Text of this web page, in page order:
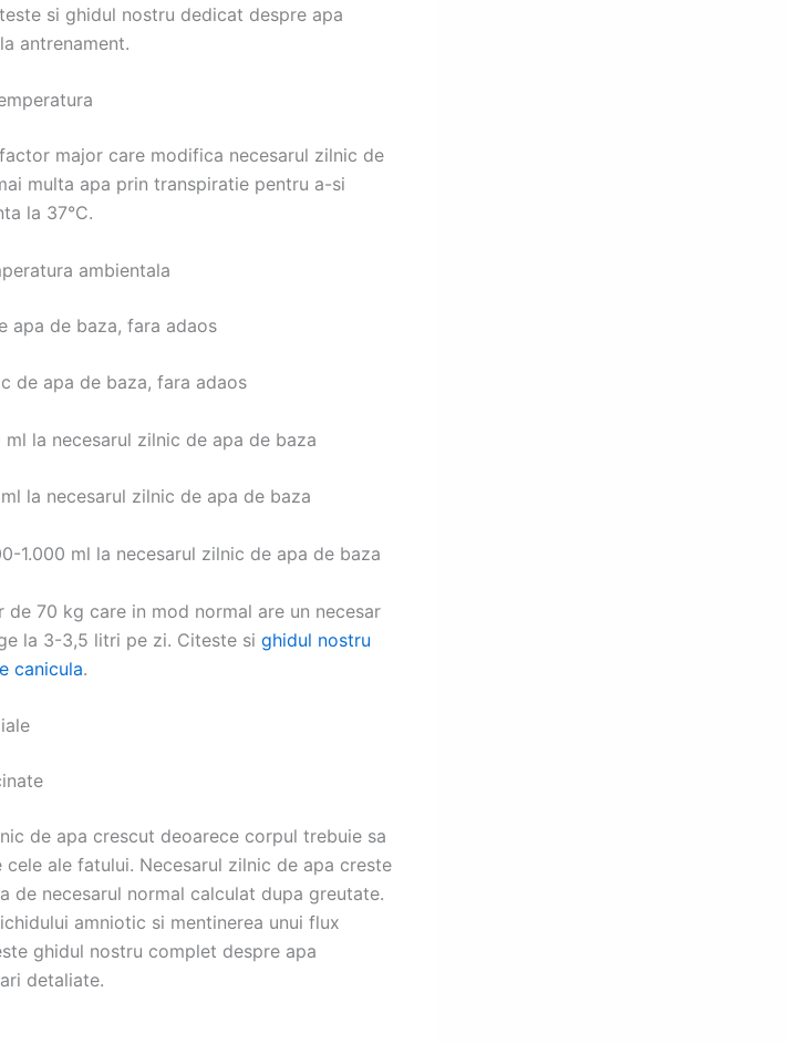
si ghidul nostru dedicat despre apa
antrenament.
major care modifica necesarul zilnic de
multa apa prin transpiratie pentru a-si
la 37°C.
ambientala
apa de baza, fara adaos
de apa de baza, fara adaos
la necesarul zilnic de apa de baza
la necesarul zilnic de apa de baza
1.000 ml la necesarul zilnic de apa de baza
de 70 kg care in mod normal are un necesar
la 3-3,5 litri pe zi. Citeste si ghidul nostru
canicula.
de apa crescut deoarece corpul trebuie sa
ale fatului. Necesarul zilnic de apa creste
necesarul normal calculat dupa greutate.
amniotic si mentinerea unui flux
ghidul nostru complet despre apa
detaliate.